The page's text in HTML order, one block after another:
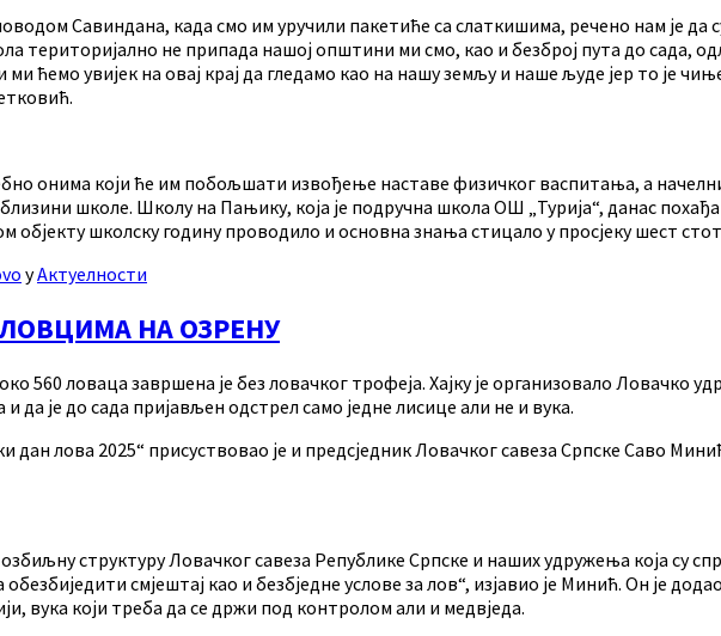
Савиндана, када смо им уручили пакетиће са слаткишима, речено нам је да
територијално не припада нашој општини ми смо, као и безброј пута до сада,
ћемо увијек на овај крај да гледамо као на нашу земљу и наше људе јер то је
онима који ће им побољшати извођење наставе физичког васпитања, а
школе. Школу на Пањику, која је подручна школа ОШ „Турија“, данас
школску годину проводило и основна знања стицало у просјеку шест
уАктуелности
НА ОЗРЕНУ
560 ловаца завршена је без ловачког трофеја. Хајку је организовало Ловачко
да је до сада пријављен одстрел само једне лисице али не и вука.
лова 2025“ присуствовао је и предсједник Ловачког савеза Српске Саво
структуру Ловачког савеза Републике Српске и наших удружења која су
смјештај као и безбједне услове за лов“, изјавио је Минић. Он је
вука који треба да се држи под контролом али и медвједа.